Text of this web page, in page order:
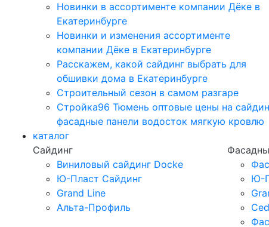
Новинки в ассортименте компании Дёке в
Екатеринбурге
Новинки и изменения ассортименте
компании Дёке в Екатеринбурге
Расскажем, какой сайдинг выбрать для
обшивки дома в Екатеринбурге
Строительный сезон в самом разгаре
Стройка96 Тюмень оптовые цены на
фасадные панели водосток мягкую кровлю
каталог
Сайдинг
Виниловый сайдинг Docke
Ю-Пласт Сайдинг
Grand Line
Альта-Профиль
Ю-